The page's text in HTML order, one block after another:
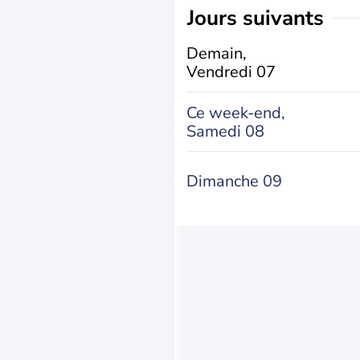
jours suivants
Demain,
Vendredi 07
Ce week-end,
Samedi 08
Dimanche 09